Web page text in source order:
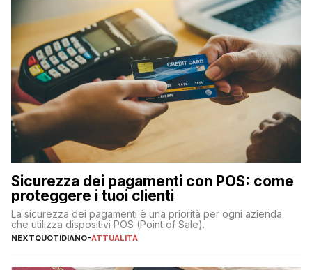
Sicurezza dei pagamenti con POS: come
proteggere i tuoi clienti
La sicurezza dei pagamenti è una priorità per ogni azienda
che utilizza dispositivi POS (Point of Sale).
NEXTQUOTIDIANO-ATTUALITÀ